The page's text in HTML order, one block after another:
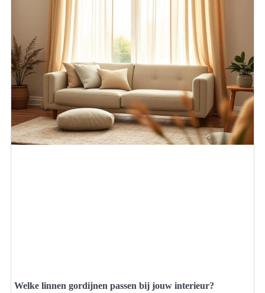
Welke linnen gordijnen passen bij jouw interieur?